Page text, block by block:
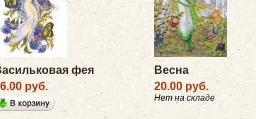
фея
руб.
Весна
20.00 руб.
Нет на складе